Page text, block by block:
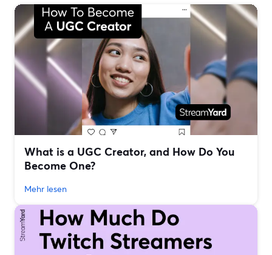
What is a UGC Creator, and How Do You
Become One?
Mehr lesen